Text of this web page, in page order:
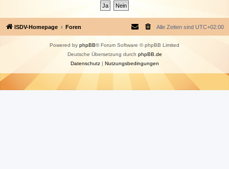
ISDV-Homepage Foren Alle Zeiten sind UTC+02:00
Powered by phpBB® Forum Software © phpBB Limited
Deutsche Übersetzung durch phpBB.de
Datenschutz| Nutzungsbedingungen